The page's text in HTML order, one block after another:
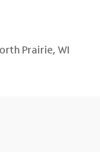
Prairie, WI